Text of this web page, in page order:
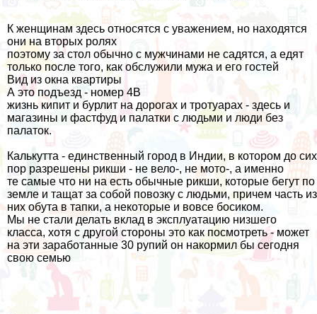
К женщинам здесь относятся с уважением, но находятся
они на вторых ролях
поэтому за стол обычно с мужчинами не садятся, а едят
только после того, как обслужили мужа и его гостей
Вид из окна квартиры
А это подъезд - номер 4B
жизнь кипит и бурлит на дорогах и тротуарах - здесь и
магазины и фастфуд и палатки с людьми и люди без
палаток.
Калькутта - единственный город в Индии, в котором до сих
пор разрешены рикши - не вело-, не мото-, а именно
те самые что ни на есть обычные рикши, которые бегут по
земле и тащат за собой повозку с людьми, причем часть из
них обута в тапки, а некоторые и вовсе босиком.
Мы не стали делать вклад в эксплуатацию низшего
класса, хотя с другой стороны это как посмотреть - может
на эти заработанные 30 рупий он накормил бы сегодня
свою семью